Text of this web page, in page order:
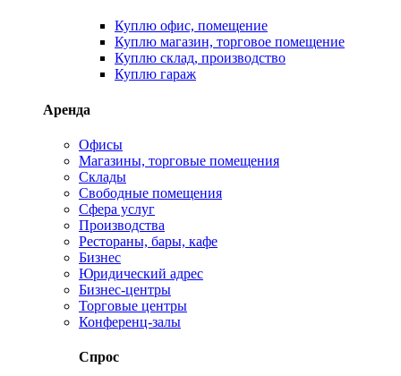
Куплю офис, помещение
Куплю магазин, торговое помещение
Куплю склад, производство
Куплю гараж
Аренда
Офисы
Магазины, торговые помещения
Склады
Свободные помещения
Сфера услуг
Производства
Рестораны, бары, кафе
Бизнес
Юридический адрес
Бизнес-центры
Торговые центры
Конференц-залы
Спрос